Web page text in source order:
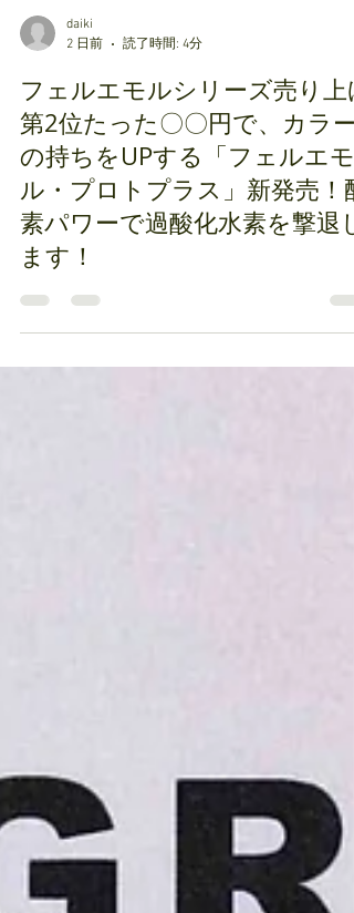
daiki
2 日前
読了時間: 4分
フェルエモルシリーズ売り上
第2位たった〇〇円で、カラー
の持ちをUPする「フェルエモ
ル・プロトプラス」新発売！酵
素パワーで過酸化水素を撃退し
ます！